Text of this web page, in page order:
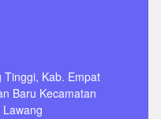
Tinggi, Kab. Empat
Baru Kecamatan